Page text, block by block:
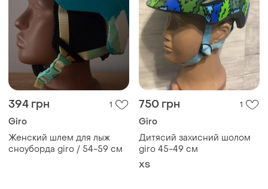
394 грн 1
Giro
Женский шлем для лыж
сноуборда giro / 54-59 см
750 грн 1
Giro
Дитясий захисний шолом
giro 45-49 см
XS